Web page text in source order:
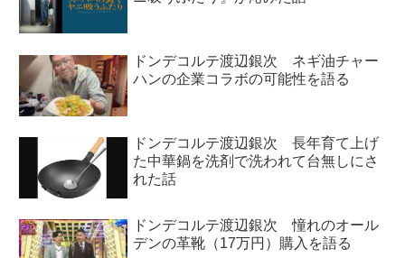
ドンデコルテ渡辺銀次 ネギ油チャー
ハンの企業コラボの可能性を語る
ドンデコルテ渡辺銀次 長年育て上げ
た中華鍋を洗剤で洗われて台無しにさ
れた話
ドンデコルテ渡辺銀次 憧れのオール
デンの革靴（17万円）購入を語る